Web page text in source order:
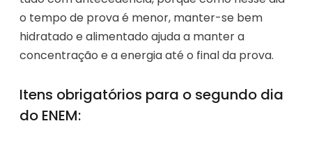
o tempo de prova é menor, manter-se bem
hidratado e alimentado ajuda a manter a
concentração e a energia até o final da prova.
Itens obrigatórios para o segundo dia
do ENEM: